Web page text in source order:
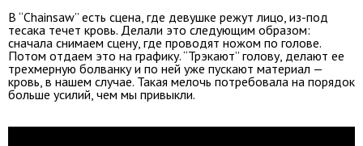
В “Chainsaw” есть сцена, где девушке режут лицо, из-под
тесака течет кровь. Делали это следующим образом:
сначала снимаем сцену, где проводят ножом по голове.
Потом отдаем это на графику. “Трэкают” голову, делают ее
трехмерную болванку и по ней уже пускают материал —
кровь, в нашем случае. Такая мелочь потребовала на порядок
больше усилий, чем мы привыкли.